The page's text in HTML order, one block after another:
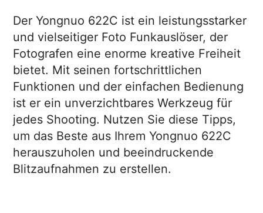
Der Yongnuo 622C ist ein leistungsstarker
und vielseitiger Foto Funkauslöser, der
Fotografen eine enorme kreative Freiheit
bietet. Mit seinen fortschrittlichen
Funktionen und der einfachen Bedienung
ist er ein unverzichtbares Werkzeug für
jedes Shooting. Nutzen Sie diese Tipps,
um das Beste aus Ihrem Yongnuo 622C
herauszuholen und beeindruckende
Blitzaufnahmen zu erstellen.